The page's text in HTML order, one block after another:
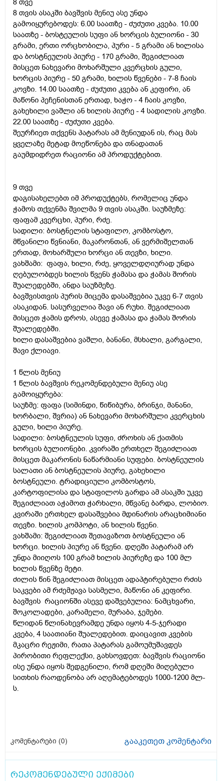
8 თვე
8 თვის ასაკში ბავშვის მენიუ ასე უნდა
გამოიყურებოდეს: 6.00 საათზე - ძუძუთი კვება. 10.00
საათზე - ბოსტეულის სუფი ან ხორცის ბულიონი - 30
გრამი, ერთი ორცხობილა, პური - 5 გრამი ან ხილისა
და ბოსტნეულის პიურე - 170 გრამი, შეგიძლიათ
მისცეთ ნახევარი მოხარშული კვერცხის გული,
ხორცის პიურე - 50 გრამი, ხილის წვენები - 7-8 ჩაის
კოვზი. 14.00 საათზე - ძუძუთი კვება ან კეფირი, ან
მაწონი პეჩენისთან ერთად, ხაჭო - 4 ჩაის კოვზი,
გახეხილი ვაშლი ან ხილის პიურე - 4 სადილის კოვზი.
22.00 საათზე - ძუძუთი კვება.
შეურჩიეთ თქვენს პატარას ამ მენიუდან ის, რაც მას
ყველაზე მეტად მოეწონება და თნადათან
გაუმდიდრეთ რაციონი ამ პროდუქტებით.
9 თვე
დაგისახელებთ იმ პროდუქტებს, რომელიც უნდა
ჭამოს თქვენმა შვილმა 9 თვის ასაკში. საუზმეზე:
ფაფამ კვერცხი, პური, რძე.
სადილი: ბოსტნელის სტაფილო, კომბოსტო,
მწვანილი წვნიანი, მაკარონთან, ან ვერმიშელთან
ერთად, მოხარშული ხორცი ან თევზი, ხილი.
ვახშამი: ფაფა, ხილი, რძე, ყოველდღიურად უნდა
ღებულობდეს ხილის წვენს ჭამასა და ჭამას შორის
შუალედებში, ანდა საუზმეზე.
ბავშვისთვის პურის მიცემა დასაშვებია უკვე 6-7 თვის
ასაკიდან. სასურველია შავი ან რუხი. შეგიძლიათ
მისცეთ ჭამის დროს, ასევე ჭამასა და ჭამას შორის
შუალედებში.
ხილი დასაშვებია ვაშლი, ბანანი, მსხალი, გარგალი,
შავი ქლიავი.
1 წლის მენიუ
1 წლის ბავშვის რეკომენდებული მენიუ ასე
გამოიყურება:
საუზმე: ფაფა (სიმინდი, წიწიბურა, ბრინჯი, მანანი,
ხორბალი, შვრია) ან ნახევარი მოხარშული კვერცხის
გული, ხილი პიურე.
სადილი: ბოსტნეულის სუფი, ძროხის ან ქათმის
ხორცის ბულიონები. კვირაში ერთხელ შეგიძლიათ
მისცეთ მაკარონის ნაწარმიანი სუფები. ბოსტნეულის
სალათი ან ბოსტნეულის პიურე, გახეხილი
ბოსტნეული. ტრადიციული კომბოსტოს,
კარტოფილისა და სტაფილოს გარდა ამ ასაკში უკვე
შეგიძლიათ აჭამოთ ჭარხალი, მწვანე ბარდა, ლობიო.
კვირაში ერთხელ დასაშვებია მდინარის არაცხიმიანი
თევზი. ხილის კომპოტი, ან ხილის წვენი.
ვახშამი: შეგიძლიათ შეთავაზოთ ბოსტნეული ან
ხორცი. ხილის პიურე ან წვენი. დღეში პატარამ არ
უნდა მიიღოს 100 გრამ ხილის პიურეზე და 100 მლ
ხილის წვენზე მეტი.
ძილის წინ შეგიძლიათ მისცეთ ადაპტირებული რძის
საკვები ამ რძემჟავა სასმელი, მაწონი ან კეფირი.
ბავშვის რაციონში ასევე დაშვებულია: ნამცხვარი,
შოკოლადები, კარამელი, მურაბა, ჯემები.
წლიდან წლინახევრამდე უნდა იყოს 4-5-ჯერადი
კვება, 4 საათიანი შუალედებით. დაიცავით კვების
მკაცრი რეჟიმი, რათა პატარას გამოუმუშავდეს
პირობითი რეფლექსი, გახსოვდეთ: ბავშვის რაციონი
ისე უნდა იყოს შედგენილი, რომ დღეში მიღებული
სითხის რაოდენობა არ აღემატებოდეს 1000-1200 მლ-
ს.
კომენტარები (0) გააკეთეთ კომენტარი
რეკომენდებული ექიმები